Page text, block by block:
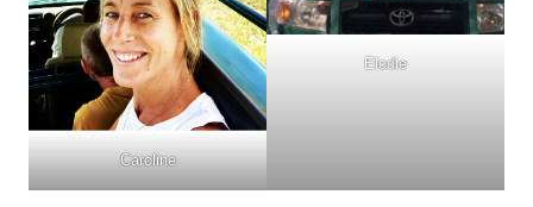
Caroline
Elodie